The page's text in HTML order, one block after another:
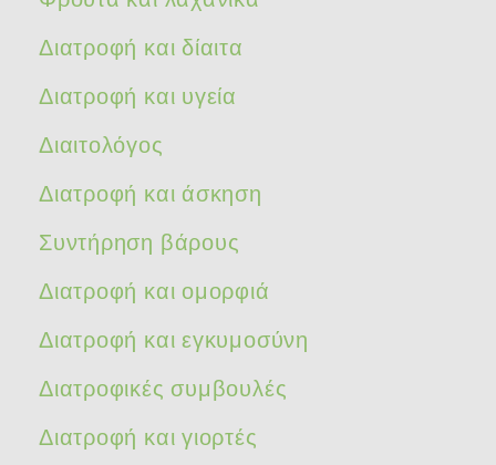
Διατροφή και δίαιτα
Διατροφή και υγεία
Διαιτολόγος
Διατροφή και άσκηση
Συντήρηση βάρους
Διατροφή και ομορφιά
Διατροφή και εγκυμοσύνη
Διατροφικές συμβουλές
Διατροφή και γιορτές